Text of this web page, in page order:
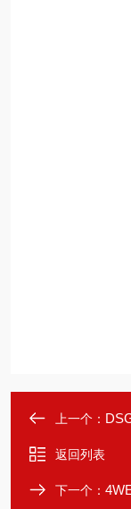
上一个：
返回列表
下一个：